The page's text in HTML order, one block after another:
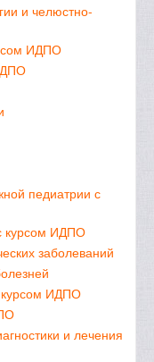
и челюстно-
ИДПО
педиатрии с
курсом ИДПО
заболеваний
курсом ИДПО
и лечения